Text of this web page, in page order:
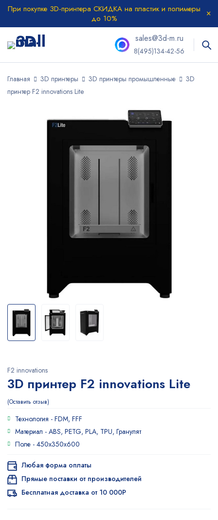
При покупке 3D-принтера СКИДКА на пластик и полимеры
до 10%
sales@3d-m.ru
8(495)134-42-56
Главная 3D принтеры 3D принтеры промышленные
3D
принтер F2 innovations Lite
F2 innovations
3D принтер F2 innovations Lite
Оставить отзыв
Технология - FDM, FFF
Материал - ABS, PETG, PLA, TPU, Гранулят
Поле - 450х350х600
Любая форма оплаты
Прямые поставки от производителей
Бесплатная доставка от 10 000Р